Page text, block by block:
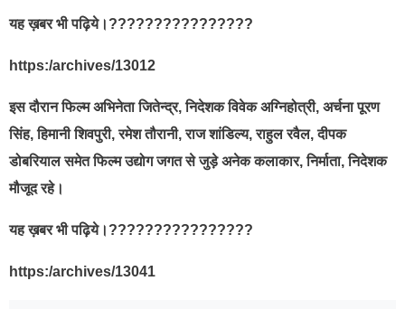
यह ख़बर भी पढ़िये।????????????????
https:/archives/13012
इस दौरान फिल्म अभिनेता जितेन्द्र, निदेशक विवेक अग्निहोत्री, अर्चना पूरण
सिंह, हिमानी शिवपुरी, रमेश तौरानी, राज शांडिल्य, राहुल रवैल, दीपक
डोबरियाल समेत फिल्म उद्योग जगत से जुड़े अनेक कलाकार, निर्माता, निदेशक
मौजूद रहे।
यह ख़बर भी पढ़िये।????????????????
https:/archives/13041